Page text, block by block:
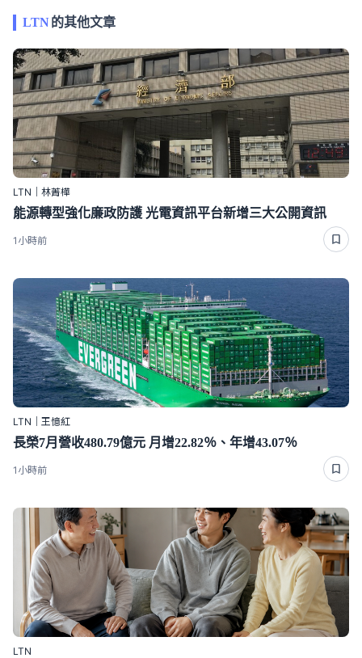
LTN的其他文章
LTN｜林菁樺
能源轉型強化廉政防護 光電資訊平台新增三大公開資訊
1小時前
LTN｜王憶紅
長榮7月營收480.79億元 月增22.82％、年增43.07％
1小時前
LTN